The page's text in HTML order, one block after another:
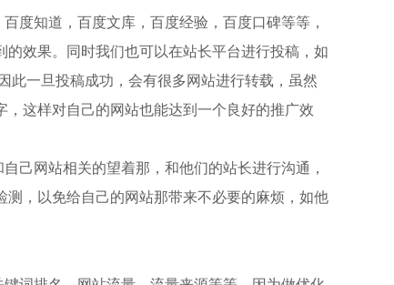
度知道，百度文库，百度经验，百度口碑等等，
效果。
同时我们也可以在站长平台进行投稿，如
此一旦投稿成功，会有很多网站进行转载，虽然
这样对自己的网站也能达到一个良好的推广效
己网站相关的望着那，和他们的站长进行沟通，
，以免给自己的网站那带来不必要的麻烦，如他